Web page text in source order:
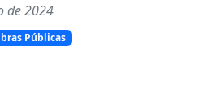
de 2024
Públicas